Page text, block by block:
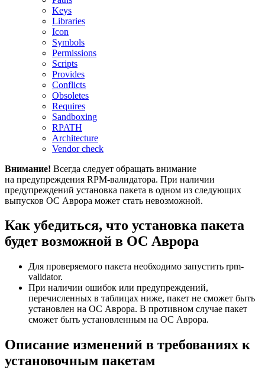
Keys
Libraries
Icon
Symbols
Permissions
Scripts
Provides
Conflicts
Obsoletes
Requires
Sandboxing
RPATH
Architecture
Vendor check
Внимание! Всегда следует обращать внимание
на предупреждения RPM-валидатора. При наличии
предупреждений установка пакета в одном из следующих
выпусков ОС Аврора может стать невозможной.
Как убедиться, что установка пакета
будет возможной в ОС Аврора
Для проверяемого пакета необходимо запустить rpm-
validator.
При наличии ошибок или предупреждений,
перечисленных в таблицах ниже, пакет не сможет быть
установлен на ОС Аврора. В противном случае пакет
сможет быть установленным на ОС Аврора.
Описание изменений в требованиях к
установочным пакетам